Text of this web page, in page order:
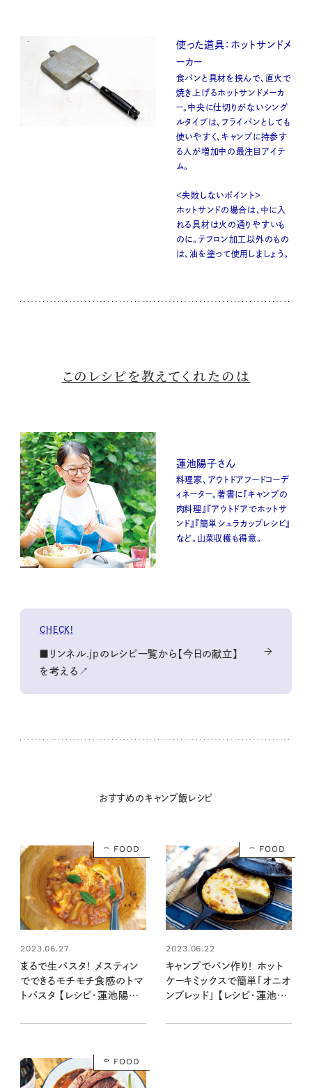
使った道具：ホットサンドメ
ーカー
食パンと具材を挟んで、直火で
焼き上げるホットサンドメーカ
ー。中央に仕切りがないシング
ルタイプは、フライパンとしても
使いやすく、キャンプに持参す
る人が増加中の最注目アイテ
ム。
＜失敗しないポイント＞
ホットサンドの場合は、中に入
れる具材は火の通りやすいも
のに。テフロン加工以外のもの
は、油を塗って使用しましょう。
このレシピを教えてくれたのは
蓮池陽子さん
料理家、アウトドアフードコーデ
ィネーター。著書に『キャンプの
肉料理』『アウトドアでホットサ
ンド』『簡単シェラカップレシピ』
など。山菜収穫も得意。
CHECK!
■リンネル.jpのレシピ一覧から【今日の献立】
を考える↗
おすすめのキャンプ飯レシピ
FOOD
2023.06.27
まるで生パスタ！ メスティン
でできるモチモチ食感のトマ
トパスタ 【レシピ・蓮池陽子
FOOD
2023.06.22
キャンプでパン作り！ ホット
ケーキミックスで簡単「オニオ
ンブレッド」 【レシピ・蓮池陽
FOOD